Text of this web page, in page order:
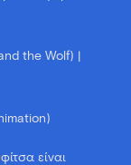
the Wolf) |
είναι